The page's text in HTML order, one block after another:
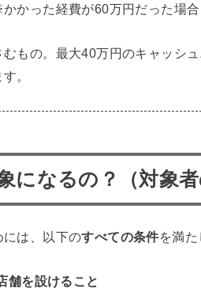
かった経費が60万円だった場合
もの。最大40万円のキャッシ
。
になるの？（対象者
には、以下のすべての条件を満た
舗を設けること